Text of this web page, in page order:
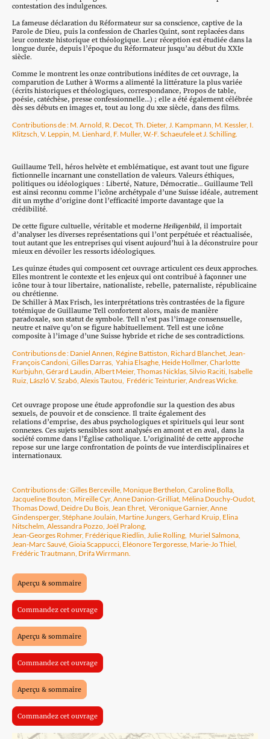
contestation des indulgences.
La fameuse déclaration du Réformateur sur sa conscience, captive de la
Parole de Dieu, puis la confession de Charles Quint, sont replacées dans
leur contexte historique et théologique. Leur réception est étudiée dans la
longue durée, depuis l’époque du Réformateur jusqu’au début du XXIe
siècle.
Comme le montrent les onze contributions inédites de cet ouvrage, la
comparution de Luther à Worms a alimenté la littérature la plus variée
(écrits historiques et théologiques, correspondance, Propos de table,
poésie, catéchèse, presse confessionnelle…) ; elle a été également célébrée
dès ses débuts en images et, tout au long du xxe siècle, dans des films.
Contributions de : M. Arnold, R. Decot, Th. Dieter, J. Kampmann, M. Kessler, I.
Klitzsch, V. Leppin, M. Lienhard, F. Muller, W.-F. Schaeufele et J. Schilling.
Guillaume Tell, héros helvète et emblématique, est avant tout une figure
fictionnelle incarnant une constellation de valeurs. Valeurs éthiques,
politiques ou idéologiques : Liberté, Nature, Démocratie… Guillaume Tell
est ainsi reconnu comme l’icône archétypale d’une Suisse idéale, autrement
dit un mythe d’origine dont l’efficacité importe davantage que la
crédibilité.
De cette figure cultuelle, véritable et moderne Heiligenbild, il importait
d’analyser les diverses représentations qui l’ont perpétuée et réactualisée,
tout autant que les entreprises qui visent aujourd’hui à la déconstruire pour
mieux en dévoiler les ressorts idéologiques.
Les quinze études qui composent cet ouvrage articulent ces deux approches.
Elles montrent le contexte et les enjeux qui ont contribué à façonner une
icône tour à tour libertaire, nationaliste, rebelle, paternaliste, républicaine
ou chrétienne.
De Schiller à Max Frisch, les interprétations très contrastées de la figure
totémique de Guillaume Tell confortent alors, mais de manière
paradoxale, son statut de symbole. Tell n’est pas l’image consensuelle,
neutre et naïve qu’on se figure habituellement. Tell est une icône
composite à l’image d’une Suisse hybride et riche de ses contradictions.
Contributions de : Daniel Annen, Régine Battiston, Richard Blanchet, Jean-
François Candoni, Gilles Darras, Yahia Elsaghe, Heide Hollmer, Charlotte
Kurbjuhn, Gérard Laudin, Albert Meier, Thomas Nicklas, Silvio Raciti, Isabelle
Ruiz, László V. Szabó, Alexis Tautou, Frédéric Teinturier, Andreas Wicke.
Cet ouvrage propose une étude approfondie sur la question des abus
sexuels, de pouvoir et de conscience. Il traite également des
relations d’emprise, des abus psychologiques et spirituels qui leur sont
connexes. Ces sujets sensibles sont analysés en amont et en aval, dans la
société comme dans l’Église catholique. L’originalité de cette approche
repose sur une large confrontation de points de vue interdisciplinaires et
internationaux.
Contributions de : Gilles Berceville, Monique Berthelon, Caroline Bolla,
Jacqueline Bouton, Mireille Cyr, Anne Danion-Grilliat, Mélina Douchy-Oudot,
Thomas Dowd, Deidre Du Bois, Jean Ehret, Véronique Garnier, Anne
Gindensperger, Stéphane Joulain, Martine Jungers, Gerhard Kruip, Elina
Nitschelm, Alessandra Pozzo, Joël Pralong,
Jean-Georges Rohmer, Frédérique Riedlin, Julie Rolling, Muriel Salmona,
Jean-Marc Sauvé, Gioia Scappucci, Eléonore Tergoresse, Marie-Jo Thiel,
Frédéric Trautmann, Drifa Wirrmann.
Aperçu & sommaire
Commandez cet ouvrage
Aperçu & sommaire
Commandez cet ouvrage
Aperçu & sommaire
Commandez cet ouvrage